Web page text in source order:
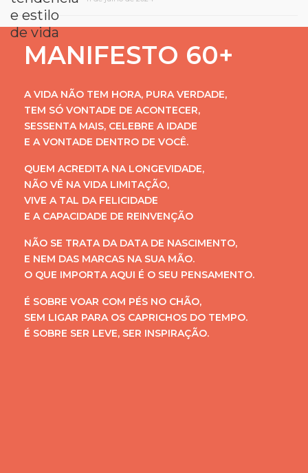
MANIFESTO 60+
A VIDA NÃO TEM HORA, PURA VERDADE,
TEM SÓ VONTADE DE ACONTECER,
SESSENTA MAIS, CELEBRE A IDADE
E A VONTADE DENTRO DE VOCÊ.
QUEM ACREDITA NA LONGEVIDADE,
NÃO VÊ NA VIDA LIMITAÇÃO,
VIVE A TAL DA FELICIDADE
E A CAPACIDADE DE REINVENÇÃO
NÃO SE TRATA DA DATA DE NASCIMENTO,
E NEM DAS MARCAS NA SUA MÃO.
O QUE IMPORTA AQUI É O SEU PENSAMENTO.
É SOBRE VOAR COM PÉS NO CHÃO,
SEM LIGAR PARA OS CAPRICHOS DO TEMPO.
É SOBRE SER LEVE, SER INSPIRAÇÃO.